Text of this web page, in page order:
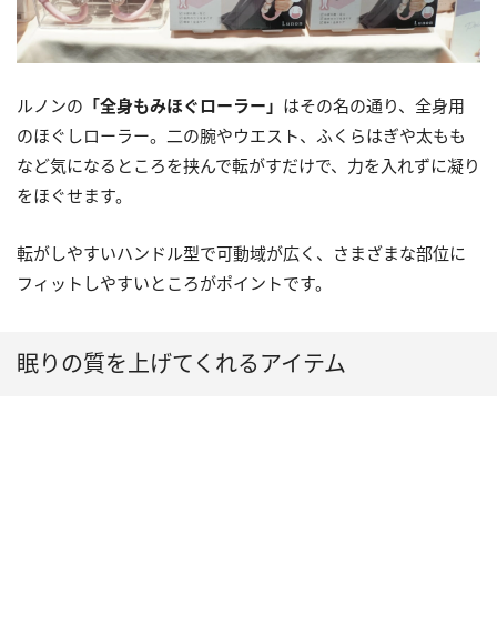
ルノンの 「全身もみほぐローラー」 はその名の通り、全身用
のほぐしローラー。二の腕やウエスト、ふくらはぎや太もも
など気になるところを挟んで転がすだけで、力を入れずに凝り
をほぐせます。
転がしやすいハンドル型で可動域が広く、さまざまな部位に
フィットしやすいところがポイントです。
眠りの質を上げてくれるアイテム